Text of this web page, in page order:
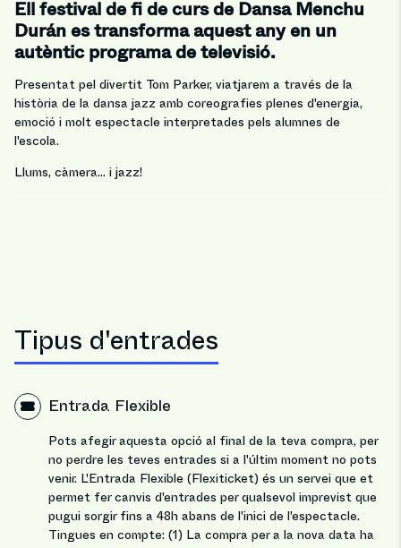
Ell festival de fi de curs de Dansa Menchu
Durán es transforma aquest any en un
autèntic programa de televisió.
Presentat pel divertit Tom Parker, viatjarem a través de la
història de la dansa jazz amb coreografies plenes d'energia,
emoció i molt espectacle interpretades pels alumnes de
l'escola.
Llums, càmera... i jazz!
Tipus d'entrades
Entrada Flexible
Pots afegir aquesta opció al final de la teva compra, per
no perdre les teves entrades si a l'últim moment no pots
venir. L'Entrada Flexible (Flexiticket) és un servei que et
permet fer canvis d'entrades per qualsevol imprevist que
pugui sorgir fins a 48h abans de l'inici de l'espectacle.
Tingues en compte: (1) La compra per a la nova data ha